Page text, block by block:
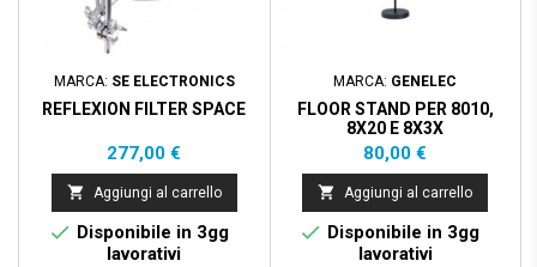
MARCA: SE ELECTRONICS
REFLEXION FILTER SPACE
Prezzo
277,00 €
 Aggiungi al carrello
 Disponibile in 3gg
lavorativi
MARCA: GENELEC
FLOOR STAND PER 8010,
8X20 E 8X3X
Prezzo
80,00 €
 Aggiungi al carrello
 Disponibile in 3gg
lavorativi